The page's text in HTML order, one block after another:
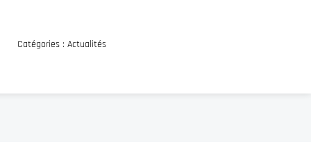
Catégories : Actualités